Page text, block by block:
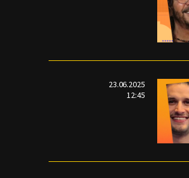
23.06.2025
12:45